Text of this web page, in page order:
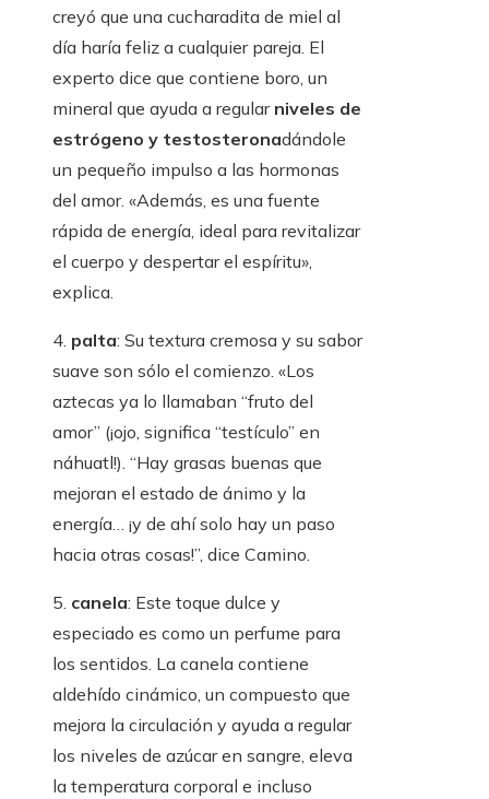
creyó que una cucharadita de miel al
día haría feliz a cualquier pareja. El
experto dice que contiene boro, un
mineral que ayuda a regularniveles de
estrógeno y testosteronadándole
un pequeño impulso a las hormonas
del amor. «Además, es una fuente
rápida de energía, ideal para revitalizar
el cuerpo y despertar el espíritu»,
explica.
4. palta: Su textura cremosa y su sabor
suave son sólo el comienzo. «Los
aztecas ya lo llamaban “fruto del
amor” (¡ojo, significa “testículo” en
náhuatl!). “Hay grasas buenas que
mejoran el estado de ánimo y la
energía… ¡y de ahí solo hay un paso
hacia otras cosas!”, dice Camino.
5. canela: Este toque dulce y
especiado es como un perfume para
los sentidos. La canela contiene
aldehído cinámico, un compuesto que
mejora la circulación y ayuda a regular
los niveles de azúcar en sangre, eleva
la temperatura corporal e incluso